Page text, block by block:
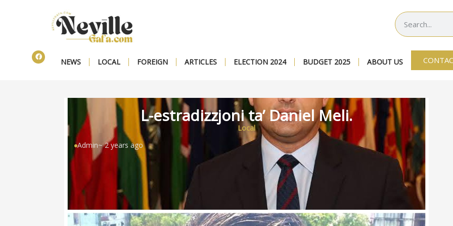
NEWS LOCAL FOREIGN ARTICLES ELECTION 2024 BUDGET 2025 ABOUT US
L-estradizzjoni ta’ Daniel Meli.
Local
Admin~ 2 years ago